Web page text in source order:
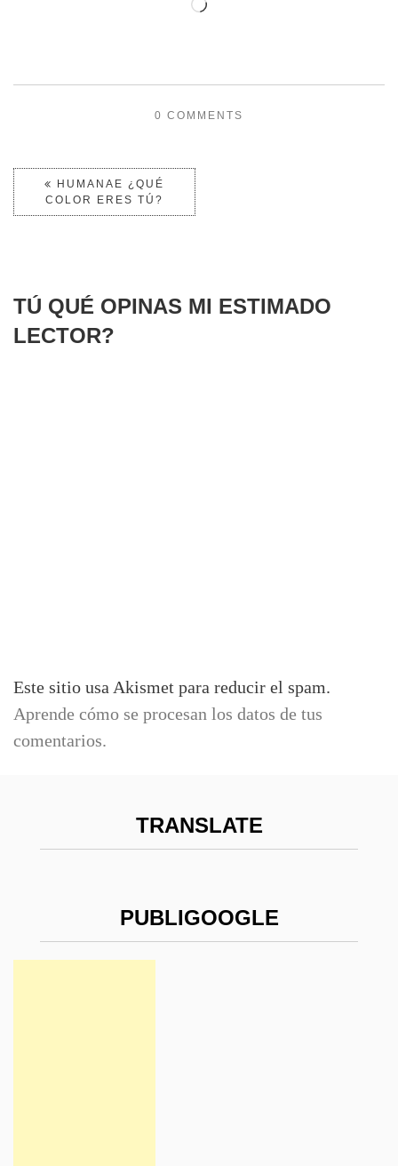
0 COMMENTS
HUMANAE ¿QUÉ
COLOR ERES TÚ?
TÚ QUÉ OPINAS MI ESTIMADO
LECTOR?
Este sitio usa Akismet para reducir el spam.
Aprende cómo se procesan los datos de tus
comentarios.
TRANSLATE
PUBLIGOOGLE